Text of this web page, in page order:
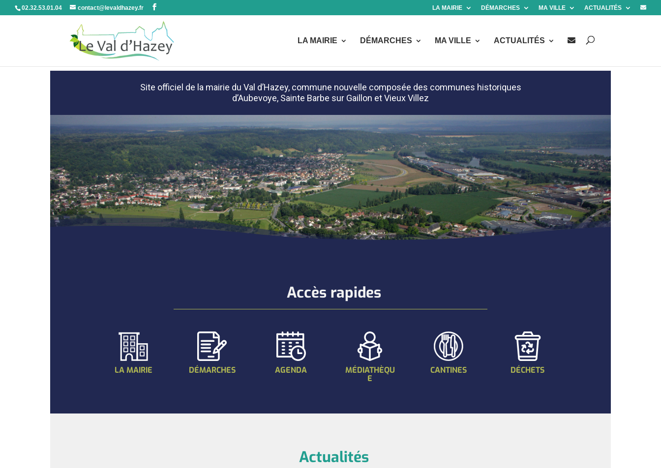
02.32.53.01.04 contact@levaldhazey.fr LA MAIRIE DÉMARCHES MA VILLE ACTUALITÉS
LA MAIRIE DÉMARCHES MA VILLE ACTUALITÉS
Site officiel de la mairie du Val d’Hazey, commune nouvelle composée des communes historiques
d’Aubevoye, Sainte Barbe sur Gaillon et Vieux Villez
Accès rapides
LA MAIRIE DÉMARCHES AGENDA
MÉDIATHÈQU
E
CANTINES DÉCHETS
Actualités